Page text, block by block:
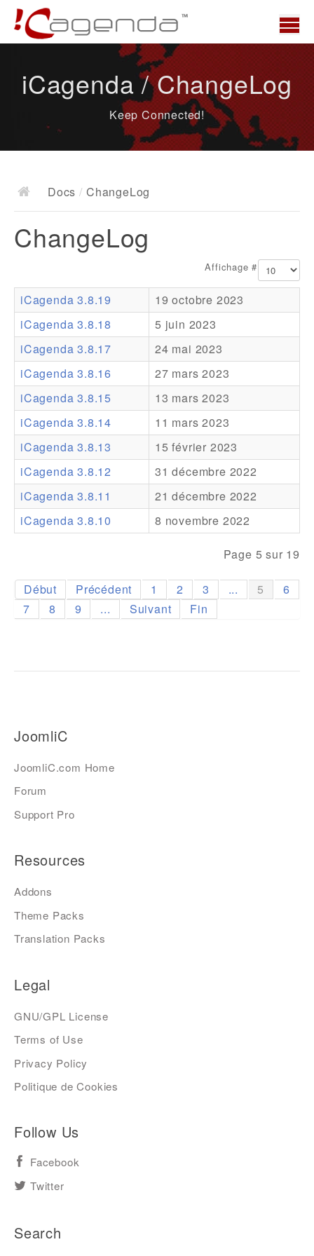
News
Docs
Documentation
Ressources
Addons
Theme Packs
Translation Packs
Support
Forum
Support Pro
iCagenda / ChangeLog
Keep Connected!
Docs / ChangeLog
ChangeLog
Affichage #
iCagenda 3.8.19
19 octobre 2023
iCagenda 3.8.18
5 juin 2023
iCagenda 3.8.17
24 mai 2023
iCagenda 3.8.16
27 mars 2023
iCagenda 3.8.15
13 mars 2023
iCagenda 3.8.14
11 mars 2023
iCagenda 3.8.13
15 février 2023
iCagenda 3.8.12
31 décembre 2022
iCagenda 3.8.11
21 décembre 2022
iCagenda 3.8.10
8 novembre 2022
Page 5 sur 19
Début Précédent 1 2 3 ... 5
6
7
8 9 ... Suivant Fin
JoomliC
JoomliC.com Home
Forum
Support Pro
Resources
Addons
Theme Packs
Translation Packs
Legal
GNU/GPL License
Terms of Use
Privacy Policy
Politique de Cookies
Follow Us
Facebook
Twitter
Search